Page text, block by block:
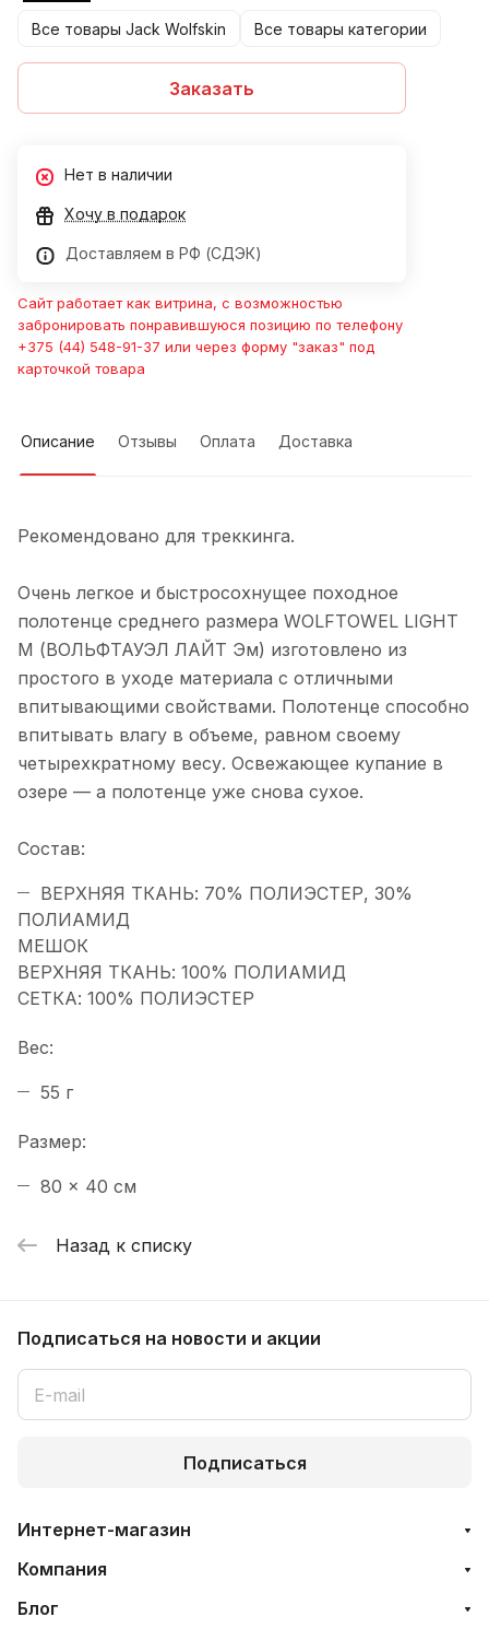
Все товары Jack Wolfskin Все товары категории
Заказать
Нет в наличии
Хочу в подарок
Доставляем в РФ (СДЭК)
Сайт работает как витрина, с возможностью
забронировать понравившуюся позицию по телефону
+375 (44) 548-91-37 или через форму "заказ" под
карточкой товара
Описание Отзывы Оплата Доставка
Рекомендовано для треккинга.
Очень легкое и быстросохнущее походное
полотенце среднего размера WOLFTOWEL LIGHT
M (ВОЛЬФТАУЭЛ ЛАЙТ Эм) изготовлено из
простого в уходе материала с отличными
впитывающими свойствами. Полотенце способно
впитывать влагу в объеме, равном своему
четырехкратному весу. Освежающее купание в
озере — а полотенце уже снова сухое.
Состав:
ВЕРХНЯЯ ТКАНЬ: 70% ПОЛИЭСТЕР, 30%
ПОЛИАМИД
МЕШОК
ВЕРХНЯЯ ТКАНЬ: 100% ПОЛИАМИД
СЕТКА: 100% ПОЛИЭСТЕР
Вес:
55 г
Размер:
80 x 40 см
Назад к списку
Подписаться на новости и акции
Подписаться
Интернет-магазин
Компания
Блог